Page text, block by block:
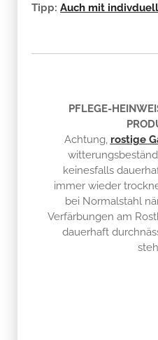
Tipp: Auch mit
PFLEGE-
Achtung, rostige
keinesfalls
immer wieder
bei Normalstahl
Verfärbungen am
dauerhaft